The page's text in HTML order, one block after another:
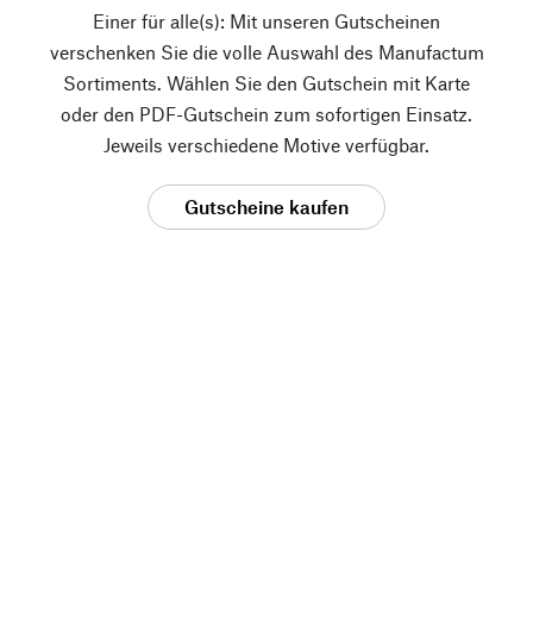
Einer für alle(s): Mit unseren Gutscheinen
verschenken Sie die volle Auswahl des Manufactum
Sortiments. Wählen Sie den Gutschein mit Karte
oder den PDF-Gutschein zum sofortigen Einsatz.
Jeweils verschiedene Motive verfügbar.
Gutscheine kaufen